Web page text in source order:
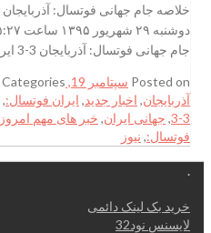
جام جهانی فوتسال: آذربایجان 3-3 ایران
Posted on سپتامبر 19, 2016 Categories
آذربایجان, اخبار جدید, ایران فوتسال:,
3-3
, جهانی ایران, خبر های مهم امروز
فوتسال:, نیوز
.
خرید بک لینک دائمی
لایسنس نود32